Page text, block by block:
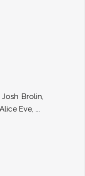
Josh Brolin,
Alice Eve, ...